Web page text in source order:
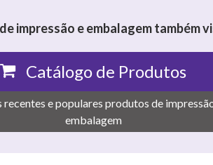
impressão e embalagem também
Catálogo de Produtos
recentes e populares produtos de
embalagem